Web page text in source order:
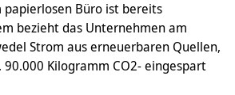
papierlosen Büro ist bereits
bezieht das Unternehmen am
Strom aus erneuerbaren Quellen,
Kilogramm CO2- eingespart